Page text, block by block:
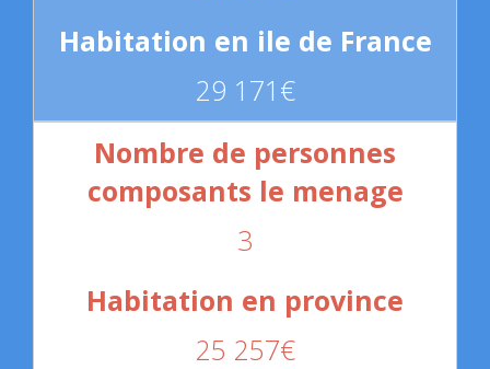
29 171€
3
25 257€